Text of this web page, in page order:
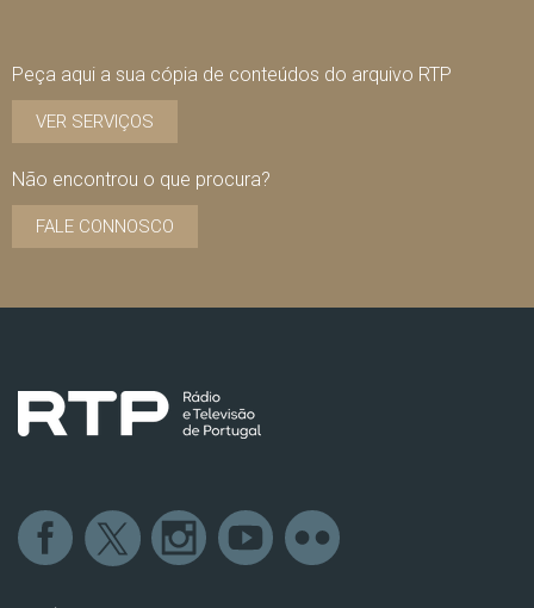
Peça aqui a sua cópia de conteúdos do arquivo RTP
VER SERVIÇOS
Não encontrou o que procura?
FALE CONNOSCO